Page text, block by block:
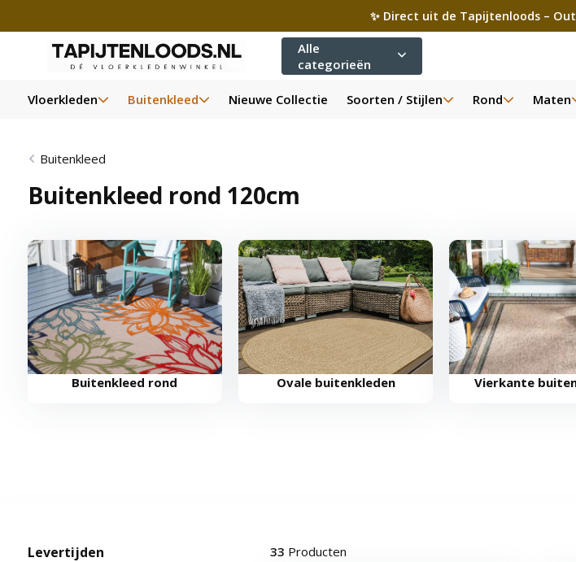
✨ Direct uit de Tapijtenloods –
Alle
categorieën
Vloerkleden Buitenkleed Nieuwe Collectie Soorten / Stijlen Rond Maten
Buitenkleed
Buitenkleed rond 120cm
Buitenkleed rond Ovale buitenkleden Vierkante
Levertijden 33 Producten